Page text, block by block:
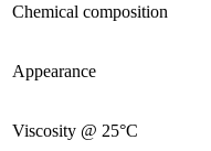
Chemical composition
Appearance
Viscosity @ 25°C